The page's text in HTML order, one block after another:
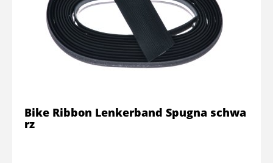
Bike Ribbon Lenkerband Spugna schwa
rz